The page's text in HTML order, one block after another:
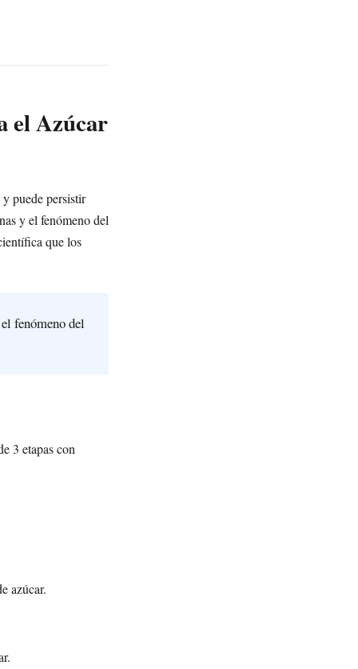
el Azúcar
puede persistir
y el fenómeno del
que los
fenómeno del
3 etapas con
azúcar.